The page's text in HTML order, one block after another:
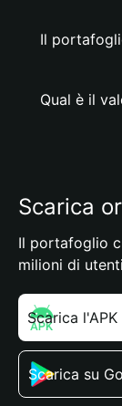
Il
Qual è il
Scarica
Il portafoglio
milioni di utenti
Scarica
Scarica su